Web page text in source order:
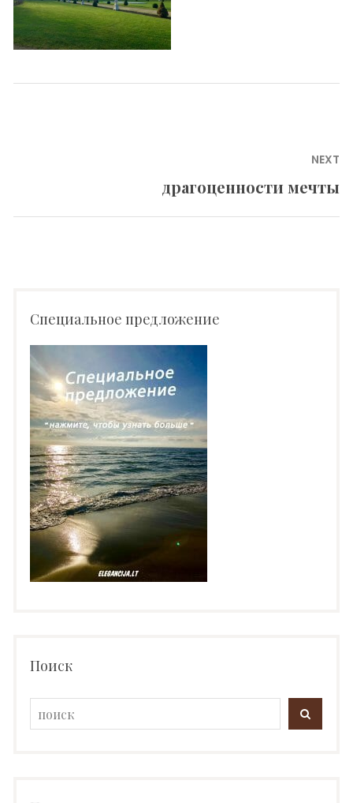
NEXT
драгоценности мечты
Специальное предложение
Поиск
for:
SEARCH